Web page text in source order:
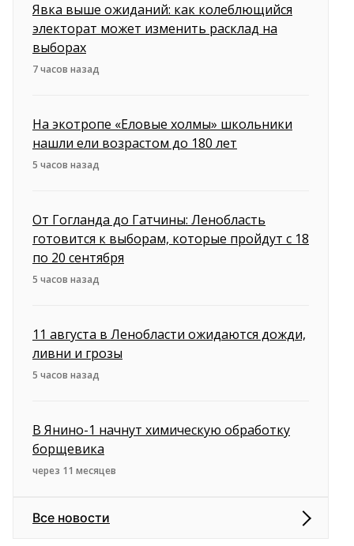
Явка выше ожиданий: как колеблющийся
электорат может изменить расклад на
выборах
7 часов назад
На экотропе «Еловые холмы» школьники
нашли ели возрастом до 180 лет
5 часов назад
От Гогланда до Гатчины: Ленобласть
готовится к выборам, которые пройдут с 18
по 20 сентября
5 часов назад
11 августа в Ленобласти ожидаются дожди,
ливни и грозы
5 часов назад
В Янино-1 начнут химическую обработку
борщевика
через 11 месяцев
Все новости